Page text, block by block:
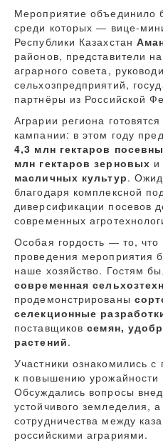
Мероприятие объединило
среди которых — вице-
Республики Казахстан
районов, представители
аграрного совета,
сельхозпредприятий,
партнёры из Российской
Аграрии региона
кампании: в этом году
4,3 млн гектаров
млн гектаров зерновых и
масличных культур.
благодаря комплексной
диверсификации посевов
современных
Особая гордость — то,
проведения мероприятия
наше хозяйство. Гостям
современная
продемонстрированы
селекционные
поставщиковсемян,
растений.
Участники ознакомились
к повышению
Обсуждались вопросы
устойчивого земледелия,
сотрудничества между
российскими аграриями.